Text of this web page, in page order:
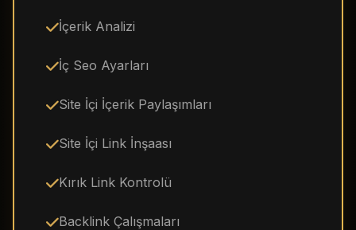
İçerik Analizi
İç Seo Ayarları
Site İçi İçerik Paylaşımları
Site İçi Link İnşaası
Kırık Link Kontrolü
Backlink Çalışmaları